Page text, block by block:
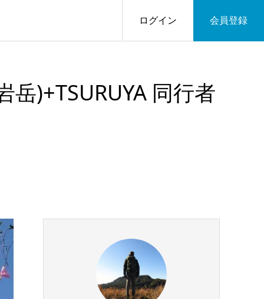
ログイン 会員登録
)+TSURUYA 同行者